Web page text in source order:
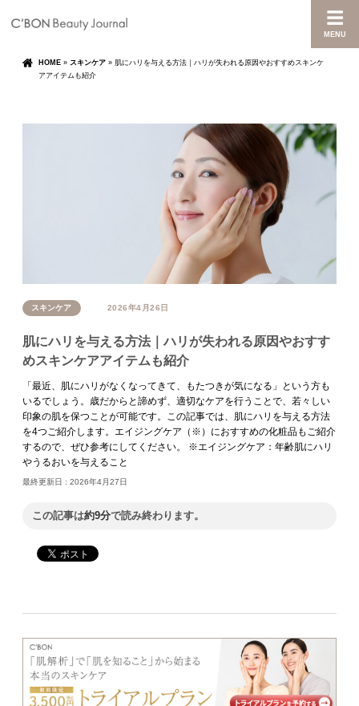
MENU
HOME » スキンケア » 肌にハリを与える方法｜ハリが失われる原因やおすすめスキンケ
アアイテムも紹介
スキンケア 2026年4月26日
肌にハリを与える方法｜ハリが失われる原因やおすす
めスキンケアアイテムも紹介
「最近、肌にハリがなくなってきて、もたつきが気になる」という方も
いるでしょう。歳だからと諦めず、適切なケアを行うことで、若々しい
印象の肌を保つことが可能です。この記事では、肌にハリを与える方法
を4つご紹介します。エイジングケア（※）におすすめの化粧品もご紹介
するので、ぜひ参考にしてください。 ※エイジングケア：年齢肌にハリ
やうるおいを与えること
最終更新日 : 2026年4月27日
この記事は約9分で読み終わります。